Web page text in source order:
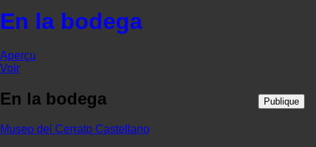
En la bodega
Aperçu
Voir
En la bodega Publique
Museo del Cerrato Castellano